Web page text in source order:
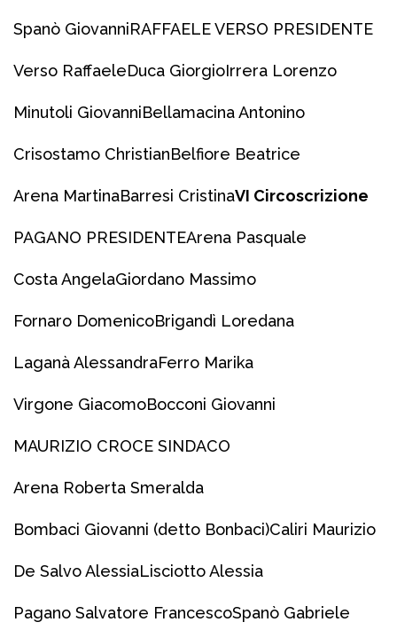
Spanò GiovanniRAFFAELE VERSO PRESIDENTE
Verso RaffaeleDuca GiorgioIrrera Lorenzo
Minutoli GiovanniBellamacina Antonino
Crisostamo ChristianBelfiore Beatrice
Arena MartinaBarresi CristinaVI Circoscrizione
PAGANO PRESIDENTEArena Pasquale
Costa AngelaGiordano Massimo
Fornaro DomenicoBrigandì Loredana
Laganà AlessandraFerro Marika
Virgone GiacomoBocconi Giovanni
MAURIZIO CROCE SINDACO
Arena Roberta Smeralda
Bombaci Giovanni (detto Bonbaci)Caliri Maurizio
De Salvo AlessiaLisciotto Alessia
Pagano Salvatore FrancescoSpanò Gabriele